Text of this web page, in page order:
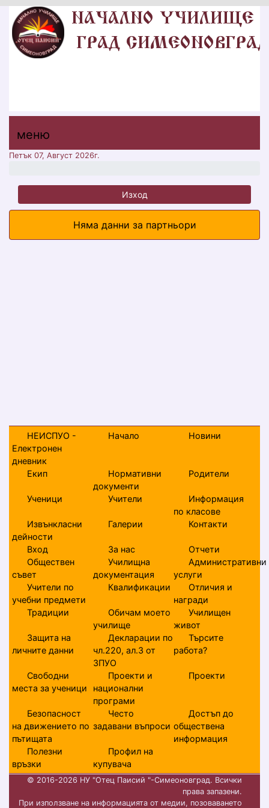
меню горно
меню
меню
Петък 07, Август 2026г.
Изход
Няма данни за партньори
НЕИСПУО -
Електронен
дневник
Начало Новини
Екип
Нормативни
документи
Родители
Ученици Учители
Информация
по класове
Извънкласни
дейности
Галерии Контакти
Вход За нас
Отчети
Обществен
съвет
Училищна
документация
Административни
услуги
Учители по
учебни предмети
Квалификации
Отличия и
награди
Традиции
Обичам моето
училище
Училищен
живот
Защита на
личните данни
Декларации по
чл.220, ал.3 от
ЗПУО
Търсите
работа?
Свободни
места за ученици
Проекти и
национални
програми
Проекти
Безопасност
на движението по
пътищата
Често
задавани въпроси
Достъп до
обществена
информация
Полезни
връзки
Профил на
купувача
© 2016-2026 НУ "Отец Паисий "-Симеоновград. Всички
права запазени.
При използване на информацията от медии, позоваването